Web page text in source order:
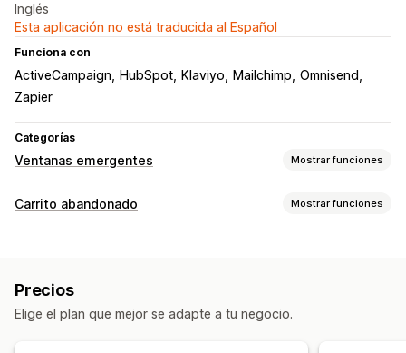
Inglés
Esta aplicación no está traducida al Español
Funciona con
ActiveCampaign HubSpot Klaviyo Mailchimp Omnisend
Zapier
Categorías
Ventanas emergentes Mostrar funciones
Tipos de ventanas emergentes
Ventanas emergentes de carrito
Descuentos Recompensas Ruleta Cuentas regresivas
Carrito abandonado Mostrar funciones
Ventanas emergentes de suscripción
Ofertas de descuentos Juegos y concursos
Precios
Elige el plan que mejor se adapte a tu negocio.